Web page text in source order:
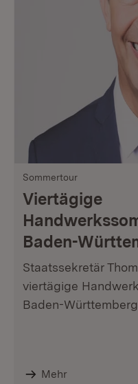
Sommertour
Viertägige
Baden-
Staatssekretär
viertägige
Baden-Württemberg.
Mehr